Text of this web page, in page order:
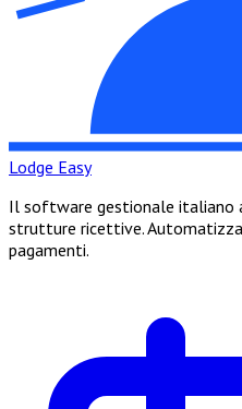
Lodge Easy
Il software gestionale italiano
strutture ricettive.
pagamenti.